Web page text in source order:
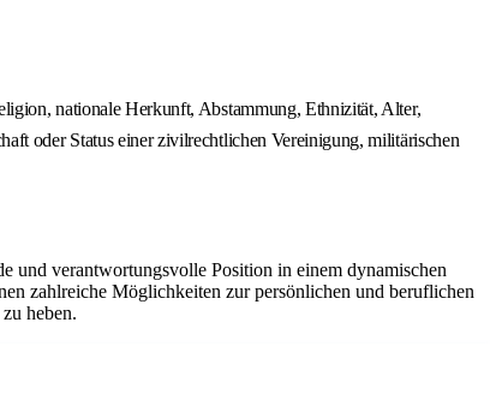
nationale Herkunft, Abstammung, Ethnizität, Alter,
oder Status einer zivilrechtlichen Vereinigung, militärischen
und verantwortungsvolle Position in einem dynamischen
zahlreiche Möglichkeiten zur persönlichen und beruflichen
heben.